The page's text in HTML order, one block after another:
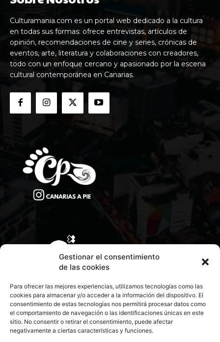
Gestionar el consentimiento
de las cookies
Para ofrecer las mejores experiencias, utilizamos tecnologías como las
cookies para almacenar y/o acceder a la información del dispositivo. El
consentimiento de estas tecnologías nos permitirá procesar datos como
el comportamiento de navegación o las identificaciones únicas en este
sitio. No consentir o retirar el consentimiento, puede afectar
negativamente a ciertas características y funciones.
Culturamania.com es un portal web dedicado a la cultura
en todas sus formas: ofrece entrevistas, artículos de
opinión, recomendaciones de cine y series, crónicas de
eventos, arte, literatura y colaboraciones con creadores,
todo con un enfoque cercano y apasionado por la escena
cultural contemporánea en Canarias.
CONTACTA CON NOSOTROS